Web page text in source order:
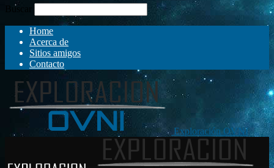
Buscar
Home
Acerca de
Sitios amigos
Contacto
Exploración OVNI